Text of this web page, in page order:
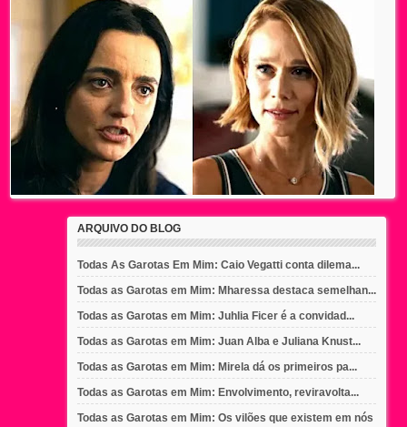
ARQUIVO DO BLOG
Todas As Garotas Em Mim: Caio Vegatti conta dilema...
Todas as Garotas em Mim: Mharessa destaca semelhan...
Todas as Garotas em Mim: Juhlia Ficer é a convidad...
Todas as Garotas em Mim: Juan Alba e Juliana Knust...
Todas as Garotas em Mim: Mirela dá os primeiros pa...
Todas as Garotas em Mim: Envolvimento, reviravolta...
Todas as Garotas em Mim: Os vilões que existem em nós